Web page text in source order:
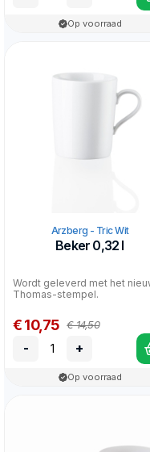
Op voorraad
Arzberg - Tric Wit
Beker 0,32 l
Wordt geleverd met het
Thomas-stempel.
€ 10,75 € 14,50
- +
Op voorraad